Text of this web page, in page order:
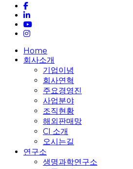
facebook
linkedin
youtube
instagram
Close
Menu
Home
회사소개
기업이념
회사연혁
주요경영진
사업분야
조직현황
해외판매망
CI 소개
오시는길
연구소
생명과학연구소